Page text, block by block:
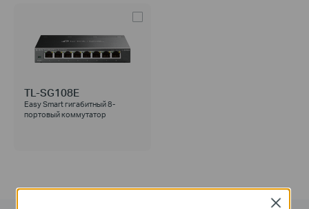
TL-SG108E
Easy Smart гигабитный 8-
портовый коммутатор
Close